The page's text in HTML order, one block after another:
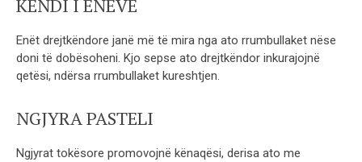
KËNDI I ENËVE
Enët drejtkëndore janë më të mira nga ato rrumbullaket nëse
doni të dobësoheni. Kjo sepse ato drejtkëndor inkurajojnë
qetësi, ndërsa rrumbullaket kureshtjen.
NGJYRA PASTELI
Ngjyrat tokësore promovojnë kënaqësi, derisa ato me